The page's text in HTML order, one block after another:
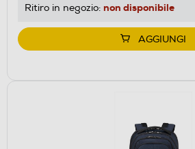
Ritiro in negozio: non disponibile
AGGIUNGI